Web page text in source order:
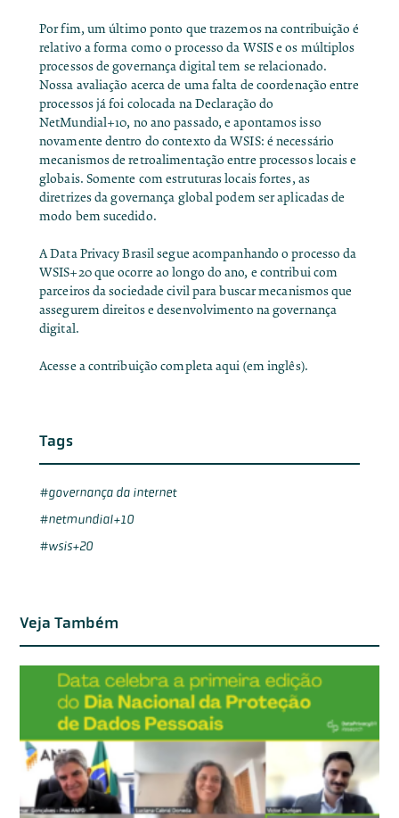
Por fim, um último ponto que trazemos na contribuição é
relativo a forma como o processo da WSIS e os múltiplos
processos de governança digital tem se relacionado.
Nossa avaliação acerca de uma falta de coordenação entre
processos já foi colocada naDeclaração do
NetMundial+10, no ano passado, e apontamos isso
novamente dentro do contexto da WSIS: é necessário
mecanismos de retroalimentação entre processos locais e
globais. Somente com estruturas locais fortes, as
diretrizes da governança global podem ser aplicadas de
modo bem sucedido.
A Data Privacy Brasil segue acompanhando o processo da
WSIS+20 que ocorre ao longo do ano, e contribui com
parceiros da sociedade civil para buscar mecanismos que
assegurem direitos e desenvolvimento na governança
digital.
Acesse a contribuição completa aqui (em inglês).
Tags
governança da internet
netmundial+10
wsis+20
Veja Também